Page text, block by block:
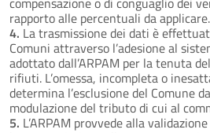
rapporto alle percentuali da applicare.
4. La trasmissione dei dati è
Comuni attraverso l’adesione al
adottato dall’ARPAM per la tenuta
rifiuti. L’omessa, incompleta o
determina l’esclusione del Comune
modulazione del tributo di cui al
5. L’ARPAM provvede alla